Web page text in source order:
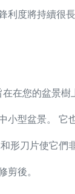
利度將持續很長
在在您的盆景樹
小型盆景。 它
形刀片使它們
剪後。